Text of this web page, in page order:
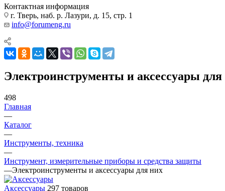
Контактная информация
г. Тверь, наб. р. Лазури, д. 15, стр. 1
info@forumeng.ru
Электроинструменты и аксессуары
498
Главная
—
Каталог
—
Инструменты, техника
—
Инструмент, измерительные приборы и средства защиты
—Электроинструменты и аксессуары для них
Аксессуары 297 товаров